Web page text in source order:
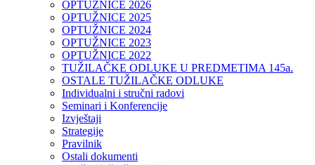
OPTUŽNICE 2026
OPTUŽNICE 2025
OPTUŽNICE 2024
OPTUŽNICE 2023
OPTUŽNICE 2022
TUŽILAČKE ODLUKE U PREDMETIMA 145a.
OSTALE TUŽILAČKE ODLUKE
Individualni i stručni radovi
Seminari i Konferencije
Izvještaji
Strategije
Pravilnik
Ostali dokumenti